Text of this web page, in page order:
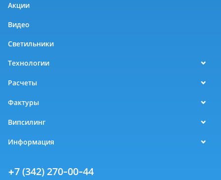
Акции
Видео
Светильники
Технологии
Расчеты
Фактуры
Випсилинг
Информация
+7 (342) 270-00-44